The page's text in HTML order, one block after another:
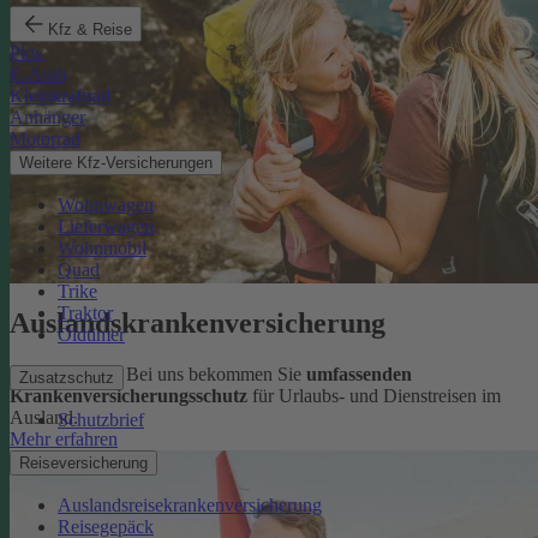
Kfz & Reise
Pkw
E-Auto
Kleinkraftrad
Anhänger
Motorrad
Weitere Kfz-Versicherungen
Wohnwagen
Lieferwagen
Wohnmobil
Quad
Trike
Traktor
Oldtimer
Zusatzschutz
Schutzbrief
Reiseversicherung
Auslandsreisekrankenversicherung
Reisegepäck
Auslandskrankenversicherung
Sorglos reisen: Bei uns bekommen Sie umfassenden
Krankenversicherungsschutz für Urlaubs- und Dienstreisen im
Ausland.
Mehr erfahren